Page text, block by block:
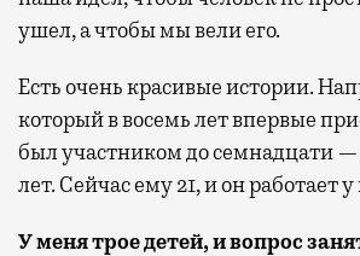
ушел, а чтобы мы вели его.
Есть очень красивые истории.
который в восемь лет впервые
был участником до семнадцати —
лет. Сейчас ему 21, и он работает
У меня трое детей, и вопрос